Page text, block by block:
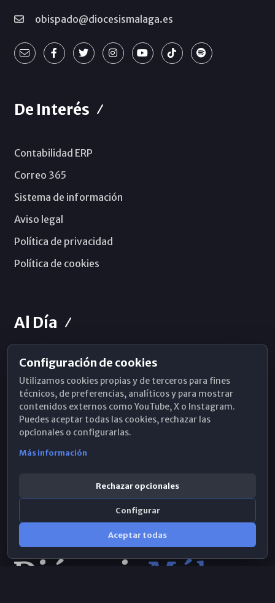
obispado@diocesismalaga.es
De Interés
Contabilidad ERP
Correo 365
Sistema de información
Aviso legal
Política de privacidad
Política de cookies
Al Día
Horarios de Misa
Hemeroteca
WhatsApp
Configuración de cookies
Utilizamos cookies propias y de terceros para fines
técnicos, de preferencias, analíticos y para mostrar
contenidos externos como YouTube, X o Instagram.
Puedes aceptar todas las cookies, rechazar las
opcionales o configurarlas.
Más información
Rechazar opcionales
Configurar
Aceptar todas